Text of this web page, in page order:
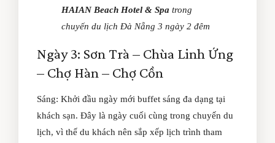
HAIAN Beach Hotel & Spa trong
chuyến du lịch Đà Nẵng 3 ngày 2 đêm
Ngày 3: Sơn Trà – Chùa Linh Ứng
– Chợ Hàn – Chợ Cồn
Sáng: Khởi đầu ngày mới buffet sáng đa dạng tại
khách sạn. Đây là ngày cuối cùng trong chuyến du
lịch, vì thế du khách nên sắp xếp lịch trình tham